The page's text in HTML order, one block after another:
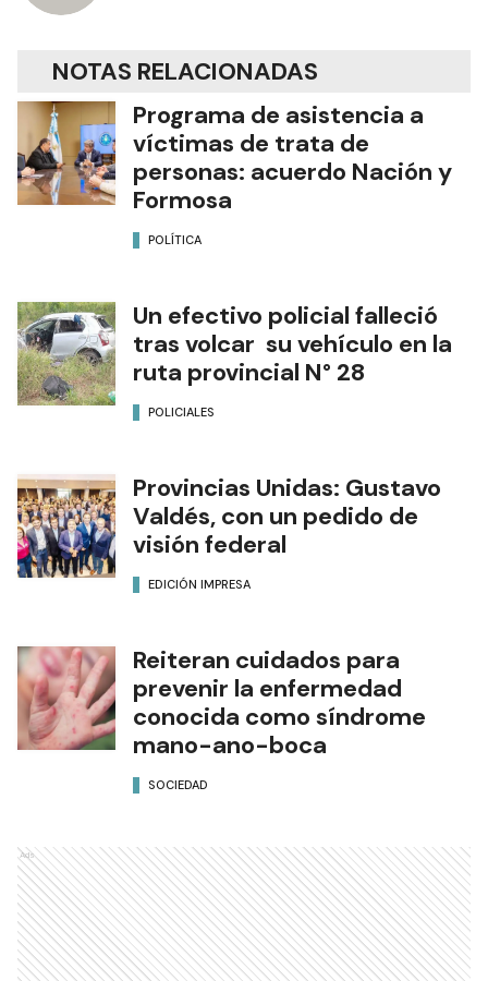
NOTAS RELACIONADAS
Programa de asistencia a
víctimas de trata de
personas: acuerdo Nación y
Formosa
POLÍTICA
Un efectivo policial falleció
tras volcar su vehículo en la
ruta provincial N° 28
POLICIALES
Provincias Unidas: Gustavo
Valdés, con un pedido de
visión federal
EDICIÓN IMPRESA
Reiteran cuidados para
prevenir la enfermedad
conocida como síndrome
mano-ano-boca
SOCIEDAD
Ads